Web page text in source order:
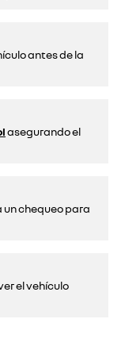
antes de la
asegurando el
un chequeo para
el vehículo